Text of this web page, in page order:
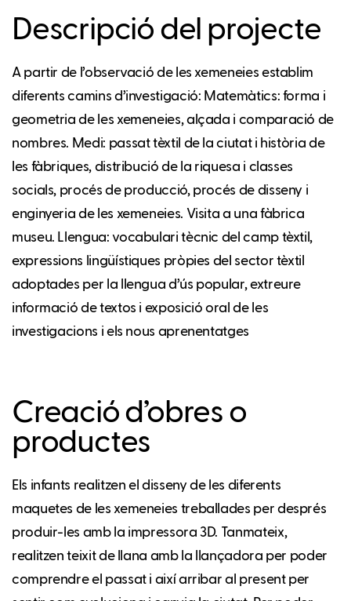
Descripció del projecte
A partir de l’observació de les xemeneies establim
diferents camins d’investigació: Matemàtics: forma i
geometria de les xemeneies, alçada i comparació de
nombres. Medi: passat tèxtil de la ciutat i història de
les fàbriques, distribució de la riquesa i classes
socials, procés de producció, procés de disseny i
enginyeria de les xemeneies. Visita a una fàbrica
museu. Llengua: vocabulari tècnic del camp tèxtil,
expressions lingüístiques pròpies del sector tèxtil
adoptades per la llengua d’ús popular, extreure
informació de textos i exposició oral de les
investigacions i els nous aprenentatges
Creació d’obres o
productes
Els infants realitzen el disseny de les diferents
maquetes de les xemeneies treballades per després
produir-les amb la impressora 3D. Tanmateix,
realitzen teixit de llana amb la llançadora per poder
comprendre el passat i així arribar al present per